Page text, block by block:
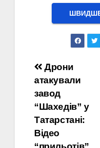
ШВИДШЕ
Навігація
записів
Дрони
атакували
завод
“Шахедів” у
Татарстані:
Відео